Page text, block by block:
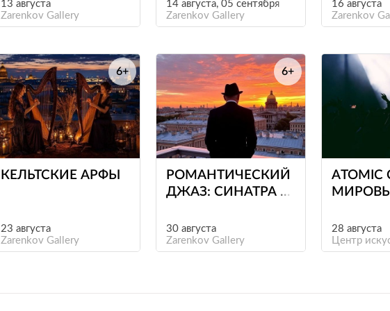
СИНАТРЫ И ЧИКА
13 августа
Zarenkov Gallery
14 августа, 05 сентября
Zarenkov Gallery
16 августа
Zarenkov
КЕЛЬТСКИЕ АРФЫ
23 августа
Zarenkov Gallery
6+
е
РОМАНТИЧЕСКИЙ
ДЖАЗ: СИНАТРА И
30 августа
Zarenkov Gallery
6+
ATOMIC
ПРИ
28 августа
Центр